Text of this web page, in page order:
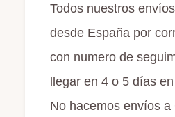
Todos nuestros
desde España por
con numero de
llegar en 4 o 5 días
No hacemos envíos a